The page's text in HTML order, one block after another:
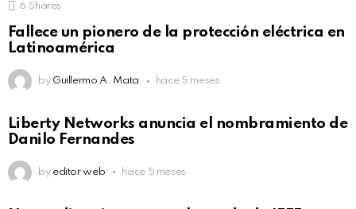
6 Shares
Fallece un pionero de la protección eléctrica en
Latinoamérica
by Guillermo A. Mata hace 5 meses
Liberty Networks anuncia el nombramiento de
Danilo Fernandes
by editor web hace 5 meses